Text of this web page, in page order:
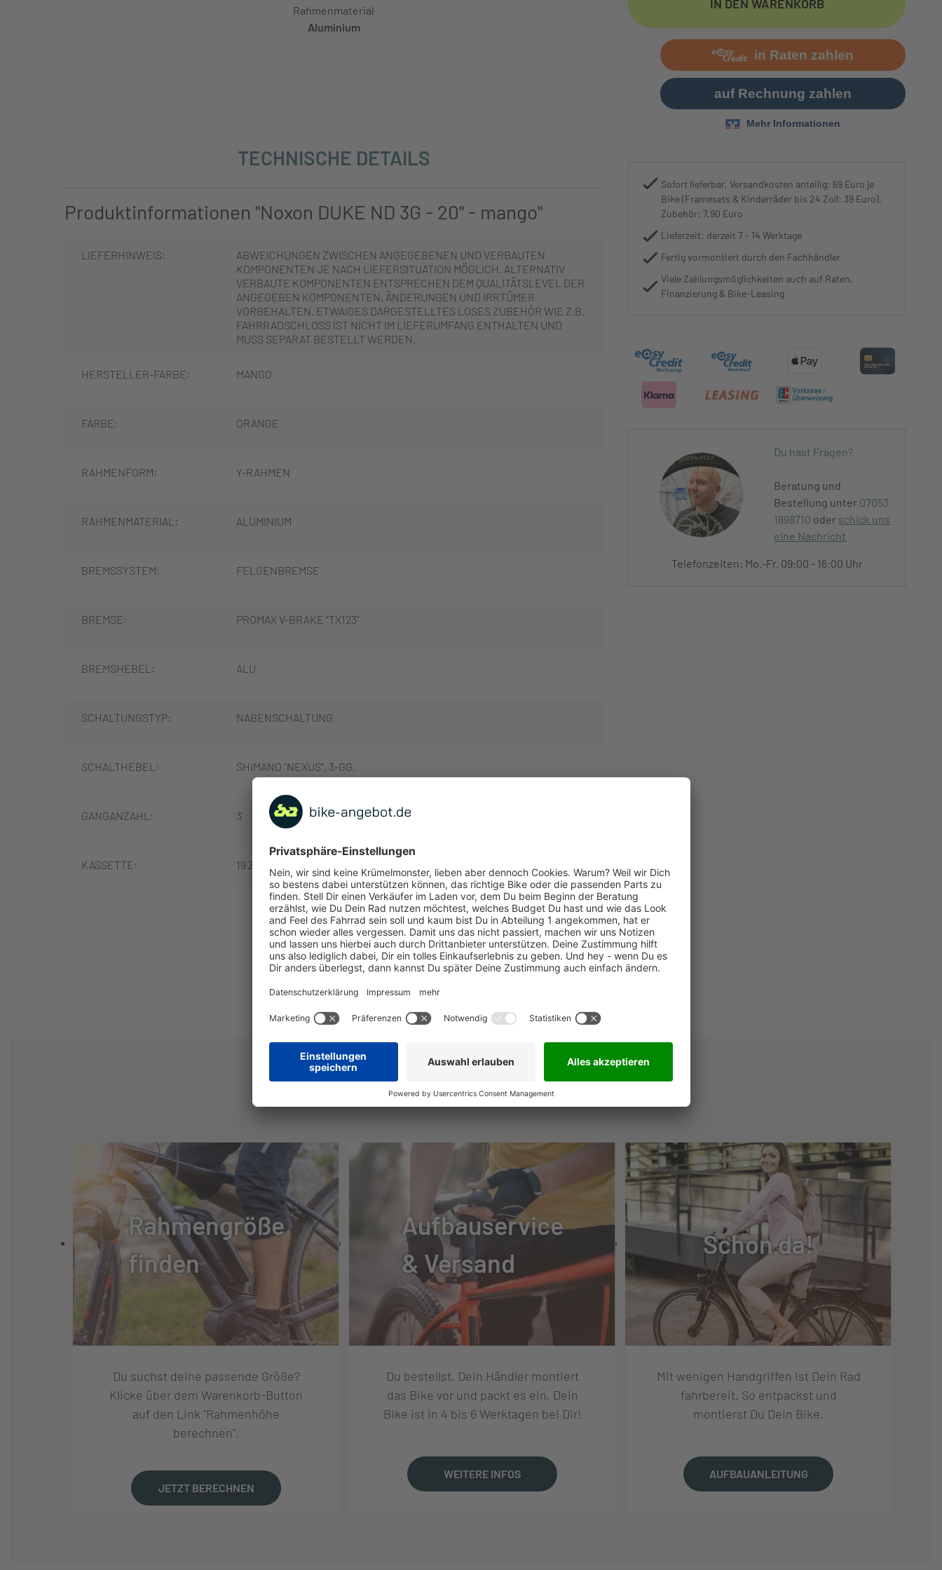
Rahmenmaterial
Aluminium
Bremse
PROMAX V-Brake
IN DEN WARENKORB
Sofort lieferbar, Versandkosten anteilig: 69 Euro je
Bike (Framesets & Kinderräder bis 24 Zoll: 39 Euro),
Zubehör: 7,90 Euro
Lieferzeit: derzeit 7 - 14 Werktage
Fertig vormontiert durch den Fachhändler
Viele Zahlungsmöglichkeiten auch auf Raten,
Finanzierung & Bike-Leasing
Du hast Fragen?
Beratung und
Bestellung unter 07053
1898710 oder schick uns
eine Nachricht
Telefonzeiten: Mo.-Fr. 09:00 - 16:00 Uhr
TECHNISCHE DETAILS
Produktinformationen "Noxon DUKE ND 3G - 20" - mango"
LIEFERHINWEIS:
ABWEICHUNGEN ZWISCHEN ANGEGEBENEN UND VERBAUTEN
KOMPONENTEN JE NACH LIEFERSITUATION MÖGLICH. ALTERNATIV
VERBAUTE KOMPONENTEN ENTSPRECHEN DEM QUALITÄTSLEVEL DER
ANGEGEBEN KOMPONENTEN. ÄNDERUNGEN UND IRRTÜMER
VORBEHALTEN. ETWAIGES DARGESTELLTES LOSES ZUBEHÖR WIE Z.B.
FAHRRADSCHLOSS IST NICHT IM LIEFERUMFANG ENTHALTEN UND
MUSS SEPARAT BESTELLT WERDEN.
HERSTELLER-FARBE: MANGO
FARBE: ORANGE
RAHMENFORM: Y-RAHMEN
RAHMENMATERIAL: ALUMINIUM
BREMSSYSTEM: FELGENBREMSE
BREMSE: PROMAX V-BRAKE "TX123"
BREMSHEBEL: ALU
SCHALTUNGSTYP: NABENSCHALTUNG
SCHALTHEBEL: SHIMANO "NEXUS", 3-GG.
GANGANZAHL: 3
KASSETTE: 19 Z.
KMC "REZ 610"
AXA "MACH 1"
STARR
BEYOND "122", 50-406, REFLEX
FELGEN: HOHLKAMMER, 36 L.
NABEN VORNE: SHIMANO NABENDYNAMO "DH-C3000-3N-NT"
SHIMANO "NEXUS" 3-GG. RBN
LENKER: "LADY-TOWN", STAHL, 510 MM
WESTPHAL "PROFILER NR.444"
MEHR ANZEIGEN
NÜTZLICHE INFOS
Rahmengröße
finden
Du suchst deine passende Größe?
Klicke über dem Warenkorb-Button
auf den Link "Rahmenhöhe
berechnen".
JETZT BERECHNEN
Aufbauservice
& Versand
Du bestellst, Dein Händler montiert
das Bike vor und packt es ein, Dein
Bike ist in 4 bis 6 Werktagen bei Dir!
WEITERE INFOS
Schon da!
Mit wenigen Handgriffen ist Dein Rad
fahrbereit. So entpackst und
montierst Du Dein Bike.
AUFBAUANLEITUNG